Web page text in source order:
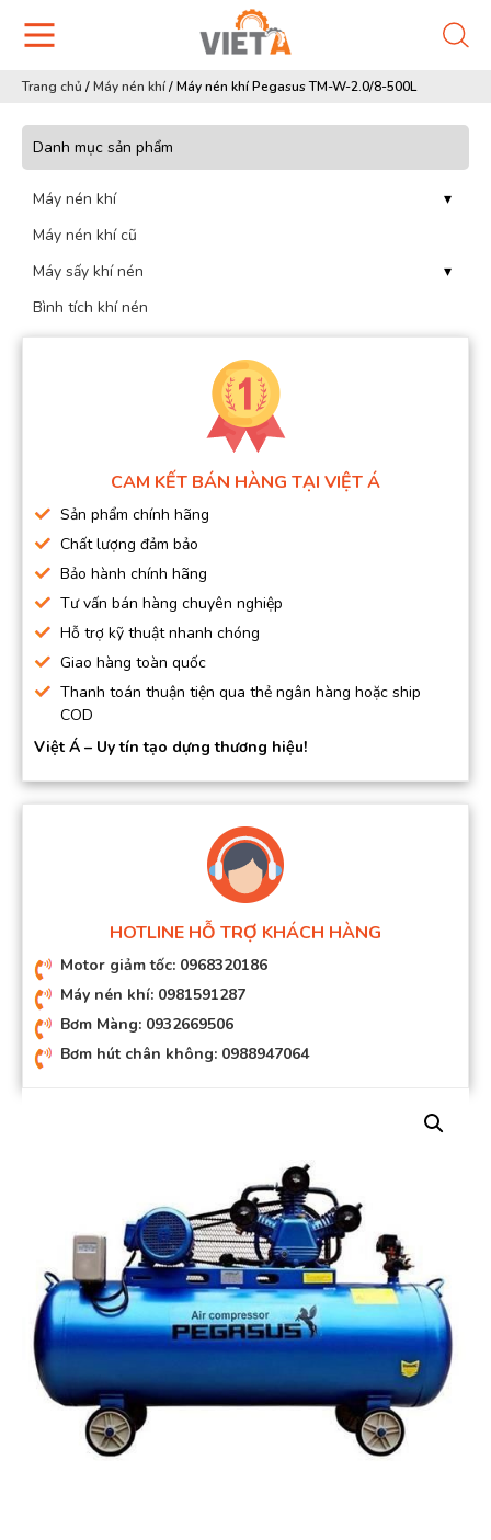
Trang chủ /Máy nén khí/Máy nén khí Pegasus TM-W-2.0/8-500L
Danh mục sản phẩm
Máy nén khí
▾
Máy nén khí cũ
Máy sấy khí nén
▾
Bình tích khí nén
CAM KẾT BÁN HÀNG TẠI VIỆT Á
Sản phẩm chính hãng
Chất lượng đảm bảo
Bảo hành chính hãng
Tư vấn bán hàng chuyên nghiệp
Hỗ trợ kỹ thuật nhanh chóng
Giao hàng toàn quốc
Thanh toán thuận tiện qua thẻ ngân hàng hoặc ship
COD
Việt Á – Uy tín tạo dựng thương hiệu!
HOTLINE HỖ TRỢ KHÁCH HÀNG
Motor giảm tốc: 0968320186
Máy nén khí: 0981591287
Bơm Màng: 0932669506
Bơm hút chân không: 0988947064